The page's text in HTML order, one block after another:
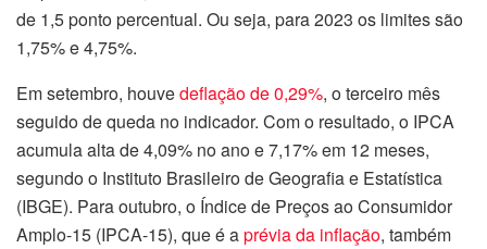
de 1,5 ponto percentual. Ou seja, para 2023 os limites são
1,75% e 4,75%.
Em setembro, houvedeflação de 0,29%, o terceiro mês
seguido de queda no indicador. Com o resultado, o IPCA
acumula alta de 4,09% no ano e 7,17% em 12 meses,
segundo o Instituto Brasileiro de Geografia e Estatística
(IBGE). Para outubro, o Índice de Preços ao Consumidor
Amplo-15 (IPCA-15), que é aprévia da inflação, também